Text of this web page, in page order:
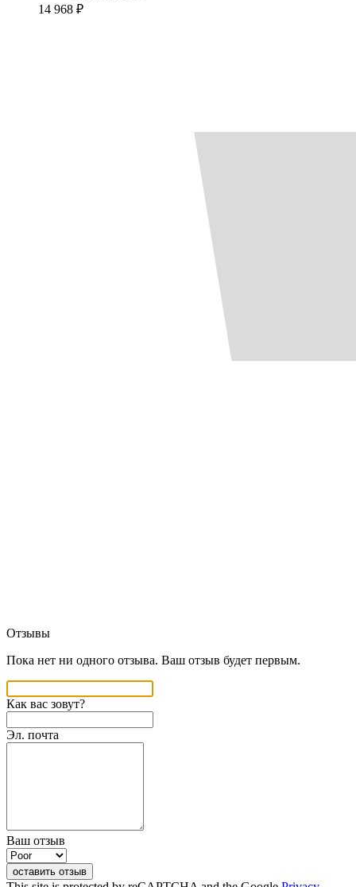
14 968 ₽
Отзывы
Пока нет ни одного отзыва. Ваш отзыв будет первым.
Как вас зовут?
Эл. почта
Ваш отзыв
оставить отзыв